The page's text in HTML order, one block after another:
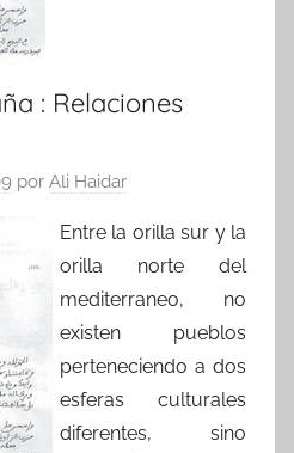
: Relaciones
por Ali Haidar
Entre la orilla sur y la
orilla norte del
mediterraneo, no
existen pueblos
perteneciendo a dos
esferas culturales
diferentes, sino